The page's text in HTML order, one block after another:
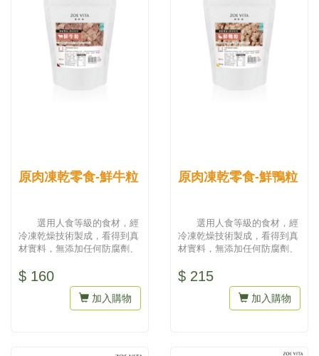
原肉凍乾零食-鮮牛粒
選用人食等級的食材，經
冷凍乾燥技術製成，看得到真
材實料，無添加任何防腐劑、
康。為...
$ 160
加入購物
原肉凍乾零食-鮮鴨粒
選用人食等級的食材，經
冷凍乾燥技術製成，看得到真
材實料，無添加任何防腐劑、
康。為...
$ 215
加入購物